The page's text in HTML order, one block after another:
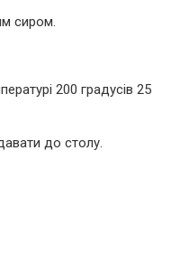
сиром.
200 градусів 25
до столу.